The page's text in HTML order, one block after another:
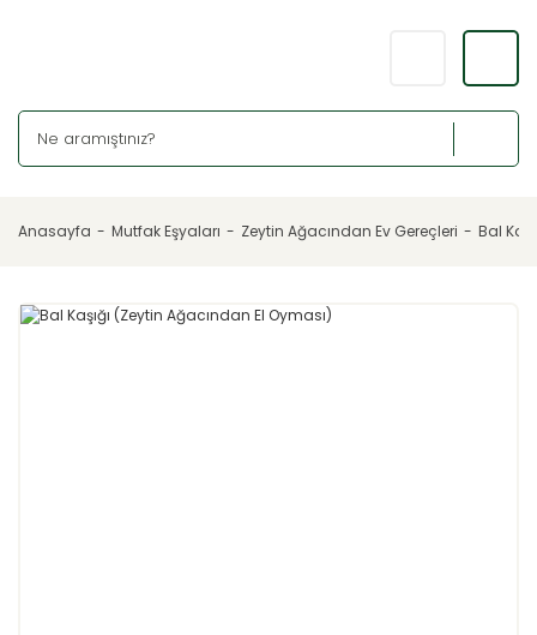
Anasayfa Mutfak Eşyaları Zeytin Ağacından Ev Gereçleri Bal